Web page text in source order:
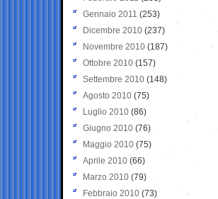
Gennaio 2011 (253)
Dicembre 2010 (237)
Novembre 2010 (187)
Ottobre 2010 (157)
Settembre 2010 (148)
Agosto 2010 (75)
Luglio 2010 (86)
Giugno 2010 (76)
Maggio 2010 (75)
Aprile 2010 (66)
Marzo 2010 (79)
Febbraio 2010 (73)